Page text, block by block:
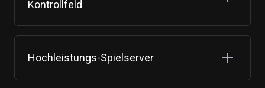
Kontrollfeld
Hochleistungs-Spielserver